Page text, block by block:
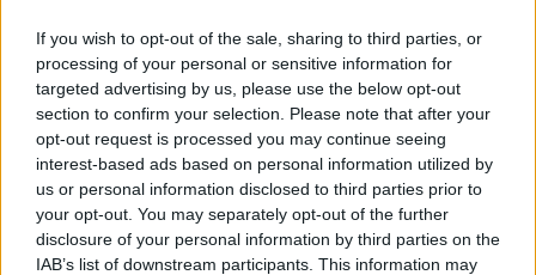
If you wish to opt-out of the sale, sharing to third parties, or
processing of your personal or sensitive information for
targeted advertising by us, please use the below opt-out
section to confirm your selection. Please note that after your
opt-out request is processed you may continue seeing
interest-based ads based on personal information utilized by
us or personal information disclosed to third parties prior to
your opt-out. You may separately opt-out of the further
disclosure of your personal information by third parties on the
IAB’s list of downstream participants. This information may
Πούσιλιν (Denis Pushilin), επικεφαλής της
αυτοανακηρυχθείσας Λαϊκής Δημοκρατίας
του Ντονέτσκ, δήλωσε ότι η Ρωσία
συμφώνησε να παράσχει καταλύματα για
τους ανθρώπους που αποχωρούν και ότι
προτεραιότητα θα πρέπει να δοθεί στις
γυναίκες, τα παιδιά και τους ηλικιωμένους.